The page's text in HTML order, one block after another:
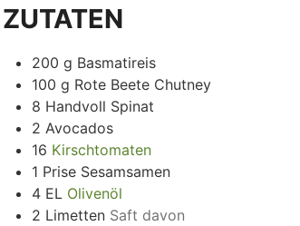
ZUTATEN
200 g Basmatireis
100 g Rote Beete Chutney
8 Handvoll Spinat
2 Avocados
16 Kirschtomaten
1 Prise Sesamsamen
4 EL Olivenöl
2 Limetten Saft davon